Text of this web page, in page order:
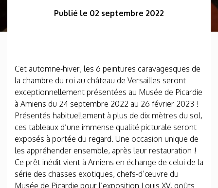
Publié le 02 septembre 2022
Cet automne-hiver, les 6 peintures caravagesques de
la chambre du roi au château de Versailles seront
exceptionnellement présentées au Musée de Picardie
à Amiens du 24 septembre 2022 au 26 février 2023 !
Présentés habituellement à plus de dix mètres du sol,
ces tableaux d’une immense qualité picturale seront
exposés à portée du regard. Une occasion unique de
les appréhender ensemble, après leur restauration !
Ce prêt inédit vient à Amiens en échange de celui de la
série des chasses exotiques, chefs-d’œuvre du
Musée de Picardie pour l’exposition Louis XV, goûts